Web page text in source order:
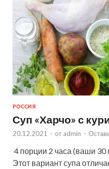
РОССИЯ
Суп «Харчо» с
20.12.2021 - от admin -
4 порции 2 часа (ваши
Этот вариант супа